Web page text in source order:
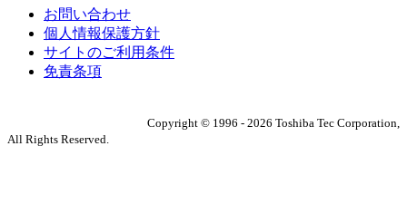
お問い合わせ
個人情報保護方針
サイトのご利用条件
免責条項
Copyright © 1996 - 2026 Toshiba Tec Corporation,
All Rights Reserved.